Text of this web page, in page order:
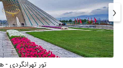
تور تهرانگردی -
‹